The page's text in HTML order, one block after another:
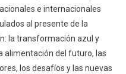
e internacionales
al presente de la
la transformación azul y
alimentación del futuro, las
los desafíos y las nuevas